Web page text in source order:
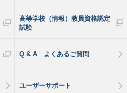
高等学校（情報）教員資格認定
試験
Q & A よくあるご質問
ユーザーサポート